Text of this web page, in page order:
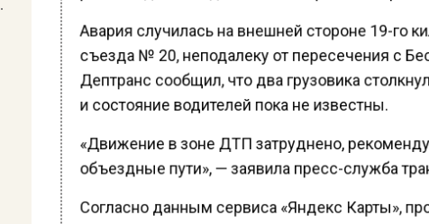
Авария случилась на внешней стороне 19-го
съезда № 20, неподалеку от пересечения с
Дептранс сообщил, что два грузовика
и состояние водителей пока не известны.
«Движение в зоне ДТП затруднено,
объездные пути», — заявила пресс-служба
Согласно данным сервиса «Яндекс Карты»,